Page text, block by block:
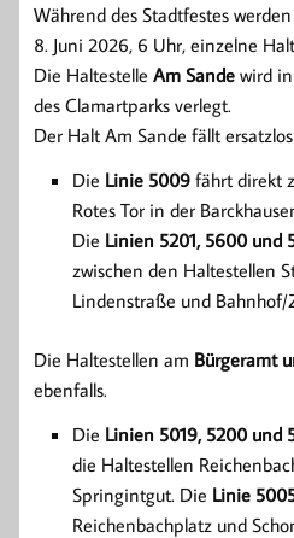
Während des Stadtfestes
8. Juni 2026, 6 Uhr, einzelne
Die Haltestelle Am Sande wird
des Clamartparks verlegt.
Der Halt Am Sande fällt
Die Linie 5009 fährt direkt
Rotes Tor in der
Die Linien 5201, 5600 und
zwischen den Haltestellen
Lindenstraße und Bahnhof/
Die Haltestellen am Bürgeramt
ebenfalls.
Die Linien 5019, 5200 und
die Haltestellen
Springintgut. Die Linie
Reichenbachplatz und